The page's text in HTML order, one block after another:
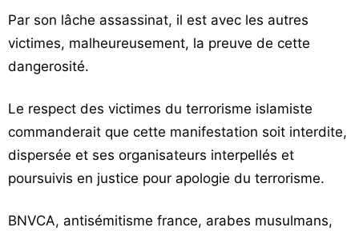
Par son lâche assassinat, il est avec les autres
victimes, malheureusement, la preuve de cette
dangerosité.
Le respect des victimes du terrorisme islamiste
commanderait que cette manifestation soit interdite,
dispersée et ses organisateurs interpellés et
poursuivis en justice pour apologie du terrorisme.
BNVCA, antisémitisme france, arabes musulmans,